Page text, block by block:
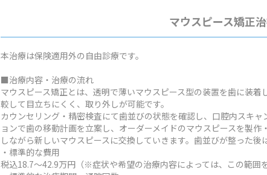
マウスピース矯正
本治療は保険適用外の自由診療です。
■治療内容・治療の流れ
マウスピース矯正とは、透明で薄いマウスピース型の装置を歯に装
較して目立ちにくく、取り外しが可能です。
カウンセリング・精密検査にて歯並びの状態を確認し、口腔内スキ
ョンで歯の移動計画を立案し、オーダーメイドのマウスピースを製
しながら新しいマウスピースに交換していきます。歯並びが整った
・標準的な費用
税込18.7～42.9万円（※症状や希望の治療内容によっては、この範囲